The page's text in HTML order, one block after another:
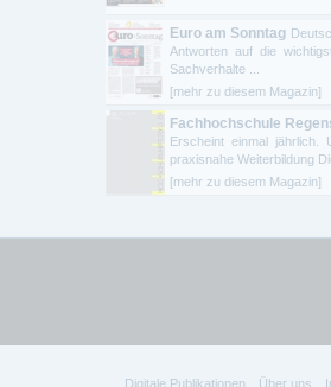
Euro am Sonntag
Antworten auf die
Sachverhalte ...
[mehr zu diesem Magazin]
Fachhochschule
Erscheint einmal jährlich.
praxisnahe Weiterbildung
[mehr zu diesem Magazin]
Digitale Publikationen Über uns